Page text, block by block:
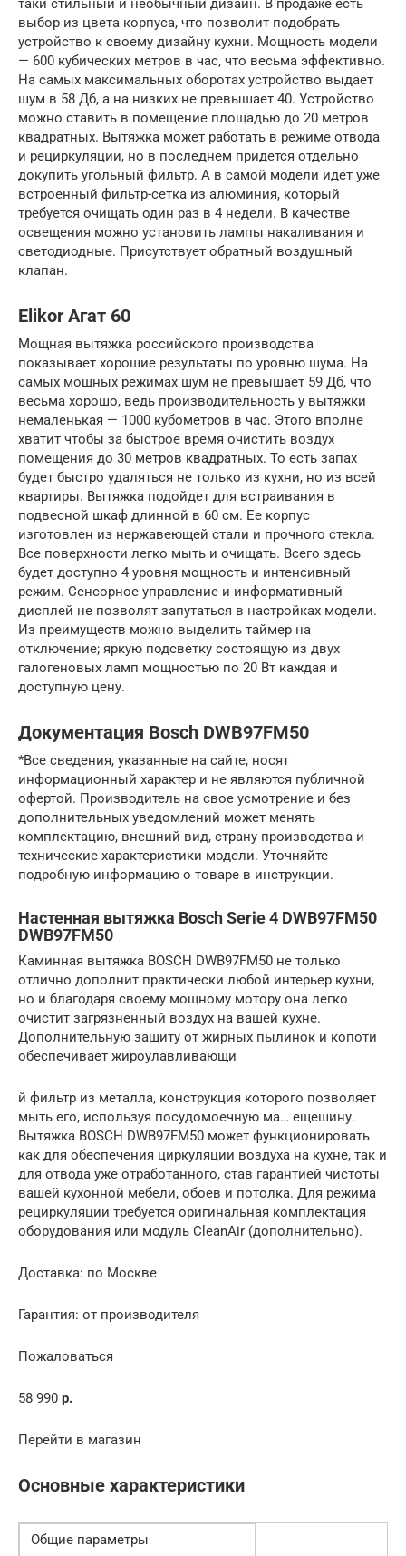
таки стильный и необычный дизайн. В продаже есть
выбор из цвета корпуса, что позволит подобрать
устройство к своему дизайну кухни. Мощность модели
— 600 кубических метров в час, что весьма эффективно.
На самых максимальных оборотах устройство выдает
шум в 58 Дб, а на низких не превышает 40. Устройство
можно ставить в помещение площадью до 20 метров
квадратных. Вытяжка может работать в режиме отвода
и рециркуляции, но в последнем придется отдельно
докупить угольный фильтр. А в самой модели идет уже
встроенный фильтр-сетка из алюминия, который
требуется очищать один раз в 4 недели. В качестве
освещения можно установить лампы накаливания и
светодиодные. Присутствует обратный воздушный
клапан.
Elikor Агат 60
Мощная вытяжка российского производства
показывает хорошие результаты по уровню шума. На
самых мощных режимах шум не превышает 59 Дб, что
весьма хорошо, ведь производительность у вытяжки
немаленькая — 1000 кубометров в час. Этого вполне
хватит чтобы за быстрое время очистить воздух
помещения до 30 метров квадратных. То есть запах
будет быстро удаляться не только из кухни, но из всей
квартиры. Вытяжка подойдет для встраивания в
подвесной шкаф длинной в 60 см. Ее корпус
изготовлен из нержавеющей стали и прочного стекла.
Все поверхности легко мыть и очищать. Всего здесь
будет доступно 4 уровня мощность и интенсивный
режим. Сенсорное управление и информативный
дисплей не позволят запутаться в настройках модели.
Из преимуществ можно выделить таймер на
отключение; яркую подсветку состоящую из двух
галогеновых ламп мощностью по 20 Вт каждая и
доступную цену.
Документация Bosch DWB97FM50
*Все сведения, указанные на сайте, носят
информационный характер и не являются публичной
офертой. Производитель на свое усмотрение и без
дополнительных уведомлений может менять
комплектацию, внешний вид, страну производства и
технические характеристики модели. Уточняйте
подробную информацию о товаре в инструкции.
Настенная вытяжка Bosch Serie 4 DWB97FM50
DWB97FM50
Каминная вытяжка BOSCH DWB97FM50 не только
отлично дополнит практически любой интерьер кухни,
но и благодаря своему мощному мотору она легко
очистит загрязненный воздух на вашей кухне.
Дополнительную защиту от жирных пылинок и копоти
обеспечивает жироулавливающи
й фильтр из металла, конструкция которого позволяет
мыть его, используя посудомоечную ма… ещешину.
Вытяжка BOSCH DWB97FM50 может функционировать
как для обеспечения циркуляции воздуха на кухне, так и
для отвода уже отработанного, став гарантией чистоты
вашей кухонной мебели, обоев и потолка. Для режима
рециркуляции требуется оригинальная комплектация
оборудования или модуль CleanAir (дополнительно).
Доставка: по Москве
Гарантия: от производителя
Пожаловаться
58 990 р.
Перейти в магазин
Основные характеристики
Общие параметры